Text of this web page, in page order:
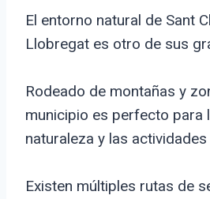
El entorno natural de Sant
Llobregat es otro de sus
Rodeado de montañas y
municipio es perfecto para
naturaleza y las
Existen múltiples rutas de